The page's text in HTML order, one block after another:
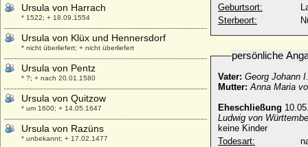
Geburtsort:
Sterbeort:
persönliche
Vater: Georg Johann
Mutter: Anna Maria
Eheschließung
Ludwig von
keine Kinder
Todesart:
Ursula von Harrach
* 1522; + 18.09.1554
Ursula von Klüx und Hennersdorf
* nicht überliefert; + nicht überliefert
Ursula von Pentz
* ?; + nach 20.01.1580
Ursula von Quitzow
* um 1600; + 14.05.1647
Ursula von Razüns
* unbekannt; + 17.02.1477